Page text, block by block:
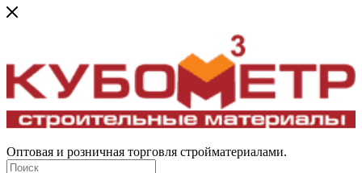
Оптовая и розничная торговля стройматериалами.